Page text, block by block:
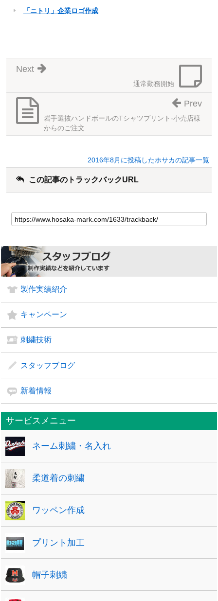
「ニトリ」企業ロゴ作成
通常勤務開始
Next
岩手選抜ハンドボールのTシャツプリント-小売店様
からのご注文
Prev
2016年8月に投稿したホサカの記事一覧
この記事のトラックバックURL
製作実績紹介
キャンペーン
刺繍技術
スタッフブログ
新着情報
サービスメニュー
ネーム刺繍・名入れ
柔道着の刺繍
ワッペン作成
プリント加工
帽子刺繍